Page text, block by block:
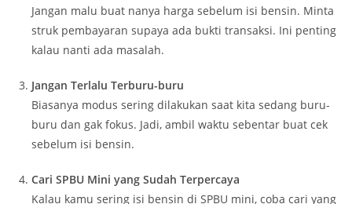
Jangan malu buat nanya harga sebelum isi bensin. Minta
struk pembayaran supaya ada bukti transaksi. Ini penting
kalau nanti ada masalah.
Jangan Terlalu Terburu-buru
Biasanya modus sering dilakukan saat kita sedang buru-
buru dan gak fokus. Jadi, ambil waktu sebentar buat cek
sebelum isi bensin.
Cari SPBU Mini yang Sudah Terpercaya
Kalau kamu sering isi bensin di SPBU mini, coba cari yang